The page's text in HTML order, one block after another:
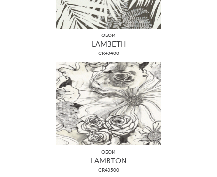
ОБОИ
LAMBETH
CR40400
ОБОИ
LAMBTON
CR40500